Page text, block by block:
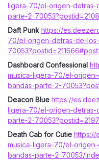
ligera-70/el-origen-detras-
parte-2-
Daft Punk https://
70/el-origen-detras-de-
Dashboard Confessional
musica-ligera-70/el-
bandas-parte-2-
Deacon Blue https://
ligera-70/el-origen-detras-
parte-2-
Death Cab for Cutie https://
musica-ligera-70/el-
bandas-parte-2-70053/